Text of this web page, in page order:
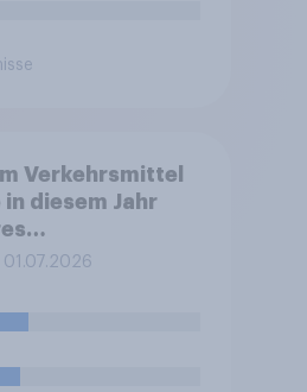
Verkehrsmittel
diesem Jahr
erreichen?
aus, mit dem